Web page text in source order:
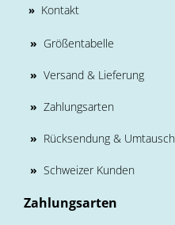
» Kontakt
» Größentabelle
» Versand & Lieferung
» Zahlungsarten
» Rücksendung & Umtausch
» Schweizer Kunden
Zahlungsarten